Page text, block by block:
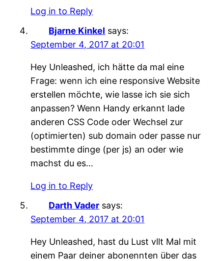
Log in to Reply
Bjarne Kinkel says:
September 4, 2017 at 20:01
Hey Unleashed, ich hätte da mal eine
Frage: wenn ich eine responsive Website
erstellen möchte, wie lasse ich sie sich
anpassen? Wenn Handy erkannt lade
anderen CSS Code oder Wechsel zur
(optimierten) sub domain oder passe nur
bestimmte dinge (per js) an oder wie
machst du es…
Log in to Reply
Darth Vader says:
September 4, 2017 at 20:01
Hey Unleashed, hast du Lust vllt Mal mit
einem Paar deiner abonennten über das